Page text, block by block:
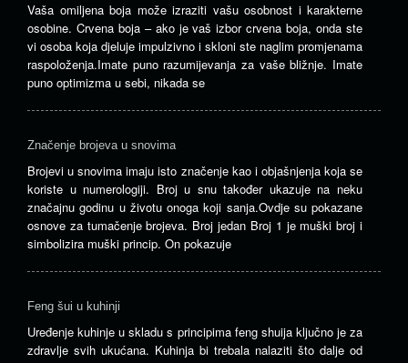
Vaša omiljena boja može izraziti vašu osobnost i karakterne
osobine. Crvena boja – ako je vaš izbor crvena boja, onda ste
vi osoba koja djeluje impulzivno i skloni ste naglim promjenama
raspoloženja.Imate puno razumijevanja za vaše bližnje. Imate
puno optimizma u sebi, nikada se
Značenje brojeva u snovima
Brojevi u snovima imaju isto značenje kao i objašnjenja koja se
koriste u numerologiji. Broj u snu također ukazuje na neku
značajnu godinu u životu onoga koji sanja.Ovdje su pokazane
osnove za tumačenje brojeva. Broj jedan Broj 1 je muški broj i
simbolizira muški princip. On pokazuje
Feng šui u kuhinji
Uređenje kuhinje u skladu s principima feng shuija ključno je za
zdravlje svih ukućana. Kuhinja bi trebala nalaziti što dalje od